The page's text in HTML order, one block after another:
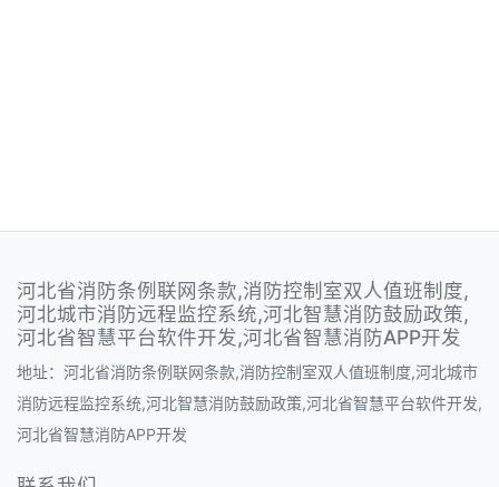
河北省消防条例联网条款,消防控制室双人值班制度,
河北城市消防远程监控系统,河北智慧消防鼓励政策,
河北省智慧平台软件开发,河北省智慧消防APP开发
地址：河北省消防条例联网条款,消防控制室双人值班制度,河北城市
消防远程监控系统,河北智慧消防鼓励政策,河北省智慧平台软件开发,
河北省智慧消防APP开发